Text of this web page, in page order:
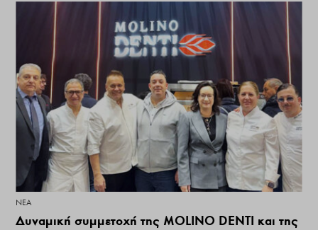
ΝΕΑ
Δυναμική συμμετοχή της MOLINO DENTI και της